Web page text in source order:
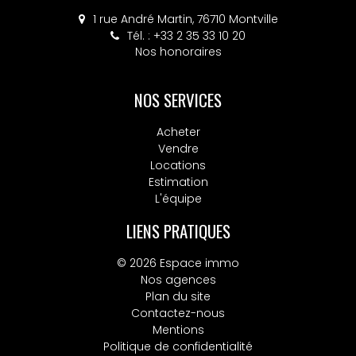
1 rue André Martin, 76710 Montville
Tél. : +33 2 35 33 10 20
Nos honoraires
4 place Colbert, 76130 Mont-Saint-Aignan
Tél. : +33 2 32 10 52 14
Nos honoraires
NOS SERVICES
Acheter
Vendre
Locations
Estimation
L'équipe
LIENS PRATIQUES
© 2026 Espace immo
Nos agences
Plan du site
Contactez-nous
Mentions
Politique de confidentialité